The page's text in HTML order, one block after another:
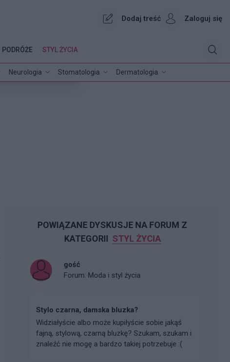
Dodaj treść Zaloguj się
Neurologia Stomatologia Dermatologia
PODRÓŻE STYL ŻYCIA
POWIĄZANE DYSKUSJE NA FORUM Z
KATEGORII STYL ŻYCIA
gość
Forum: Moda i styl życia
Stylo czarna, damska bluzka?
Widziałyście albo może kupiłyście sobie jakąś
fajną, stylową, czarną bluzkę? Szukam, szukam i
znaleźć nie mogę a bardzo takiej potrzebuje :(